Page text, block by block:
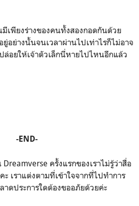
เพียงร่างของคนทั้งสองกอดกันด้วย
อย่างนั้นจนเวลาผ่านไปเท่าไรก็ไม่อาจ
อยให้เจ้าตัวเล็กนี่หายไปไหนอีกแล้ว
-END-
ครั้งแรกของเราไม่รู้ว่าสื่อ
ะ เราแต่งตามที่เข้าใจจากที่ไปทำการ
ดประการใดต้องขออภัยด้วยค่ะ